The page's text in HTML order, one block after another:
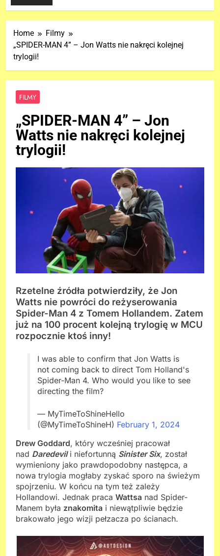
Home
Filmy
„SPIDER-MAN 4” – Jon Watts nie nakręci kolejnej
trylogii!
FILMY
„SPIDER-MAN 4” – Jon
Watts nie nakręci kolejnej
trylogii!
Rzetelne źródła potwierdziły, że Jon
Watts nie powróci do reżyserowania
Spider-Man 4 z Tomem Hollandem. Zatem
już na 100 procent kolejną trylogię w MCU
rozpocznie ktoś inny!
I was able to confirm that Jon Watts is
not coming back to direct Tom Holland's
Spider-Man 4. Who would you like to see
directing the film?
— MyTimeToShineHello
(@MyTimeToShineH) February 1, 2024
Drew Goddard, który wcześniej pracował
nad Daredevili niefortunną Sinister Six, został
wymieniony jako prawdopodobny następca, a
nowa trylogia mogłaby zyskać sporo na świeżym
spojrzeniu. W końcu na tym też zależy
Hollandowi. Jednak praca Wattsa nad Spider-
Manem była znakomita i niewątpliwie będzie
brakowało jego wizji pełzacza po ścianach.